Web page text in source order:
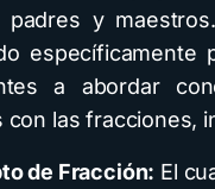
padres y
específicamente
a abordar
con las fracciones,
de Fracción: El